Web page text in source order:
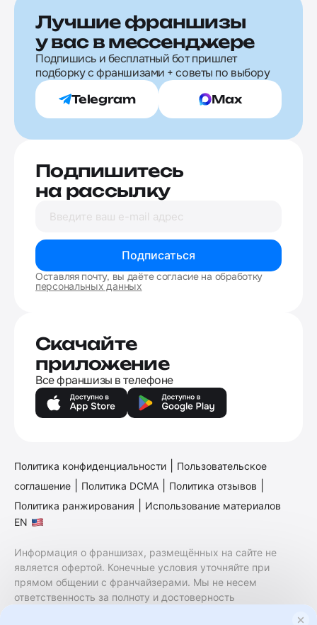
Лучшие франшизы
у вас в мессенджере
Подпишись и бесплатный бот пришлет
подборку с франшизами + советы по выбору
Telegram Max
Подпишитесь
на рассылку
Подписаться
Оставляя почту, вы даёте согласие на обработку
персональных данных
Скачайте
приложение
Все франшизы в телефоне
Политика конфиденциальности
Пользовательское
соглашение
Политика DCMA Политика отзывов
Политика ранжирования
Использование материалов
EN
Информация о франшизах, размещённых на сайте не
является офертой. Конечные условия уточняйте при
прямом общении с франчайзерами. Мы не несем
ответственность за полноту и достоверность